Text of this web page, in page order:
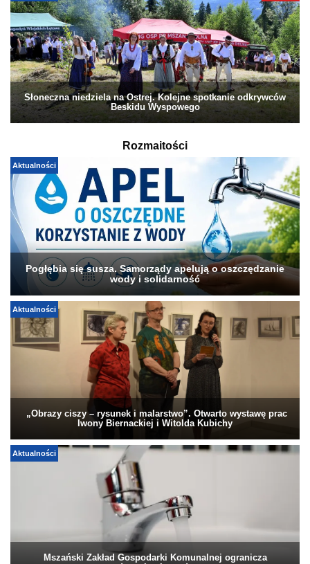
Słoneczna niedziela na Ostrej. Kolejne spotkanie odkrywców
Beskidu Wyspowego
Rozmaitości
Aktualności
Pogłębia się susza. Samorządy apelują o oszczędzanie
wody i solidarność
Aktualności
„Obrazy ciszy – rysunek i malarstwo”. Otwarto wystawę prac
Iwony Biernackiej i Witolda Kubichy
Aktualności
Mszański Zakład Gospodarki Komunalnej ogranicza